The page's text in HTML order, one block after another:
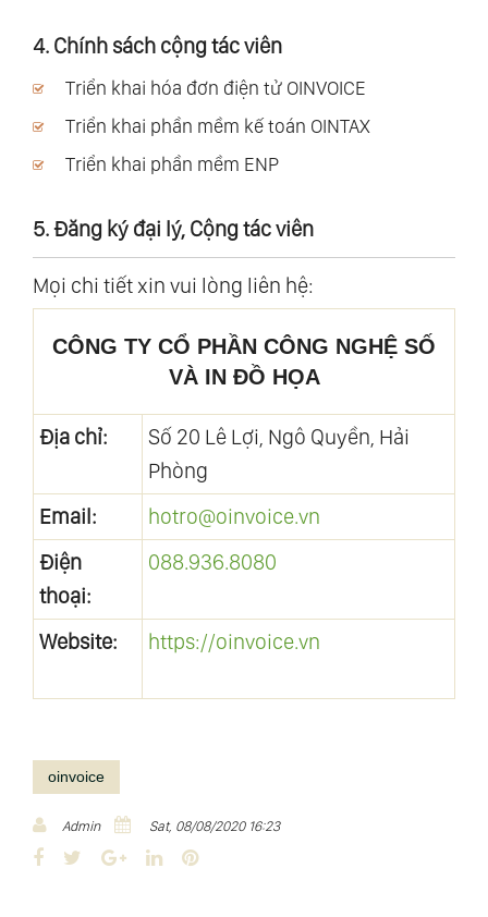
4. Chính sách cộng tác viên
Triển khai hóa đơn điện tử OINVOICE
Triển khai phần mềm kế toán OINTAX
Triển khai phần mềm ENP
5. Đăng ký đại lý, Cộng tác viên
Mọi chi tiết xin vui lòng liên hệ:
CÔNG TY CỔ PHẦN CÔNG NGHỆ SỐ
VÀ IN ĐỒ HỌA
Địa chỉ:
Số 20 Lê Lợi, Ngô Quyền, Hải
Phòng
Email:
hotro@oinvoice.vn
Điện
thoại:
088.936.8080
Website: https://oinvoice.vn
oinvoice
Admin Sat, 08/08/2020 16:23
P